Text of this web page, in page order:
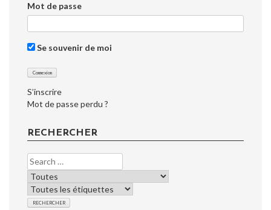
Mot de passe
Se souvenir de moi
S’inscrire
Mot de passe perdu ?
RECHERCHER